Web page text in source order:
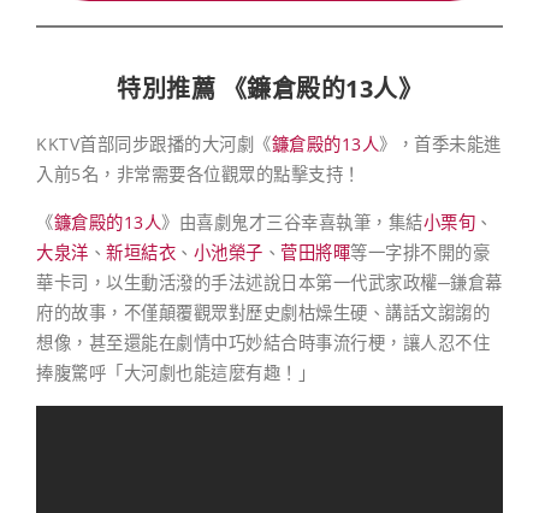
特別推薦 《鐮倉殿的13人》
KKTV首部同步跟播的大河劇《鐮倉殿的13人》，首季未能進
入前5名，非常需要各位觀眾的點擊支持！
《鐮倉殿的13人》由喜劇鬼才三谷幸喜執筆，集結小栗旬 、
大泉洋 、 新垣結衣 、 小池榮子 、 菅田將暉等一字排不開的豪
華卡司，以生動活潑的手法述說日本第一代武家政權─鎌倉幕
府的故事，不僅顛覆觀眾對歷史劇枯燥生硬、講話文謅謅的
想像，甚至還能在劇情中巧妙結合時事流行梗，讓人忍不住
捧腹驚呼「大河劇也能這麼有趣！」